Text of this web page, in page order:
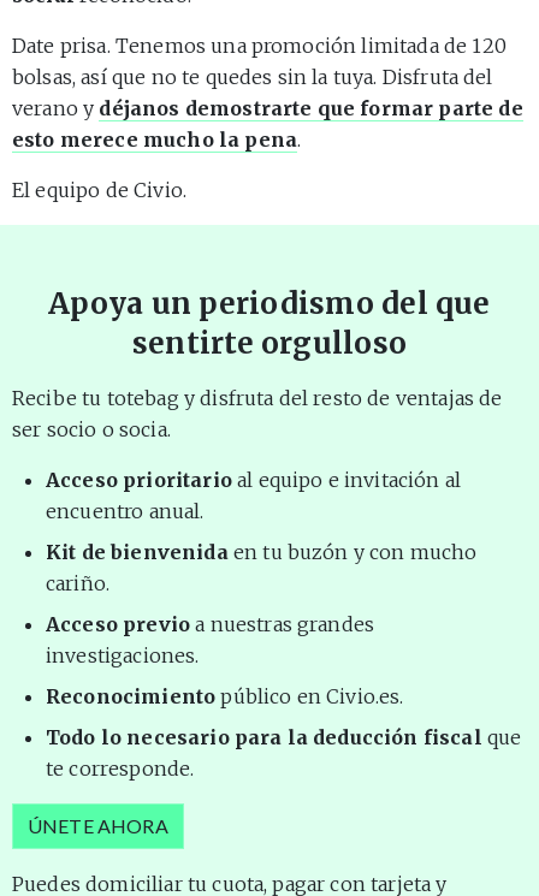
Date prisa. Tenemos una promoción limitada de 120
bolsas, así que no te quedes sin la tuya. Disfruta del
verano y déjanos demostrarte que formar parte de
esto merece mucho la pena.
El equipo de Civio.
Apoya un periodismo del que
sentirte orgulloso
Recibe tu totebag y disfruta del resto de ventajas de
ser socio o socia.
Acceso prioritarioal equipo e invitación al
encuentro anual.
Kit de bienvenida en tu buzón y con mucho
cariño.
Acceso previo a nuestras grandes
investigaciones.
Reconocimiento público en Civio.es.
Todo lo necesario para la deducción fiscal que
te corresponde.
ÚNETE AHORA
Puedes domiciliar tu cuota, pagar con tarjeta y